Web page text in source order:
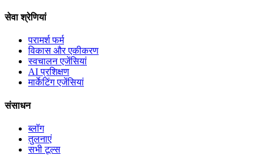
सेवा श्रेणियां
परामर्श फर्म
विकास और एकीकरण
स्वचालन एजेंसियां
AI प्रशिक्षण
मार्केटिंग एजेंसियां
संसाधन
ब्लॉग
तुलनाएं
सभी टूल्स